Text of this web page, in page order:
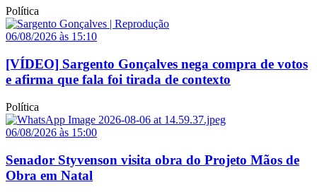
Política
06/08/2026 às 15:10
[VÍDEO] Sargento Gonçalves nega compra de votos
e afirma que fala foi tirada de contexto
Política
06/08/2026 às 15:00
Senador Styvenson visita obra do Projeto Mãos de
Obra em Natal